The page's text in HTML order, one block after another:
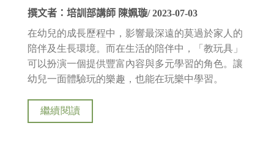
撰文者：培訓部講師 陳姵璇/ 2023-07-03
在幼兒的成長歷程中，影響最深遠的莫過於家人的
陪伴及生長環境。而在生活的陪伴中，「教玩具」
可以扮演一個提供豐富內容與多元學習的角色。讓
幼兒一面體驗玩的樂趣，也能在玩樂中學習。
繼續閱讀